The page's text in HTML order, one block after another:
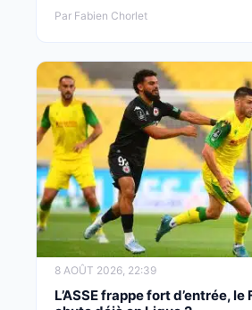
Par Fabien Chorlet
8 AOÛT 2026, 22:39
L’ASSE frappe fort d’entrée, le